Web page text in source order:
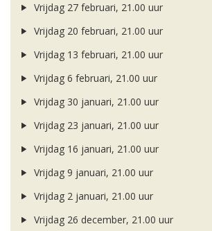
Vrijdag 27 februari, 21.00 uur
Vrijdag 20 februari, 21.00 uur
Vrijdag 13 februari, 21.00 uur
Vrijdag 6 februari, 21.00 uur
Vrijdag 30 januari, 21.00 uur
Vrijdag 23 januari, 21.00 uur
Vrijdag 16 januari, 21.00 uur
Vrijdag 9 januari, 21.00 uur
Vrijdag 2 januari, 21.00 uur
Vrijdag 26 december, 21.00 uur